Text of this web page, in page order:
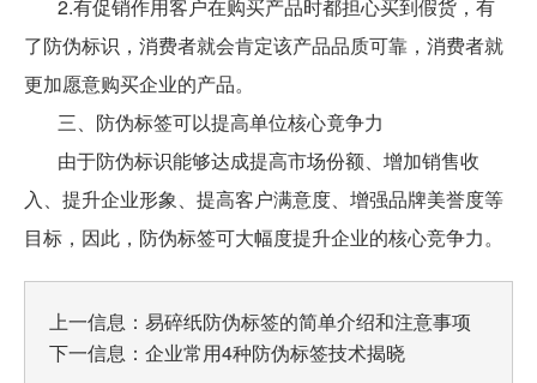
2.有促销作用客户在购买产品时都担心买到假货，有
了防伪标识，消费者就会肯定该产品品质可靠，消费者就
更加愿意购买企业的产品。
三、防伪标签可以提高单位核心竟争力
由于防伪标识能够达成提高市场份额、增加销售收
入、提升企业形象、提高客户满意度、增强品牌美誉度等
目标，因此，防伪标签可大幅度提升企业的核心竞争力。
上一信息： 易碎纸防伪标签的简单介绍和注意事项
下一信息： 企业常用4种防伪标签技术揭晓